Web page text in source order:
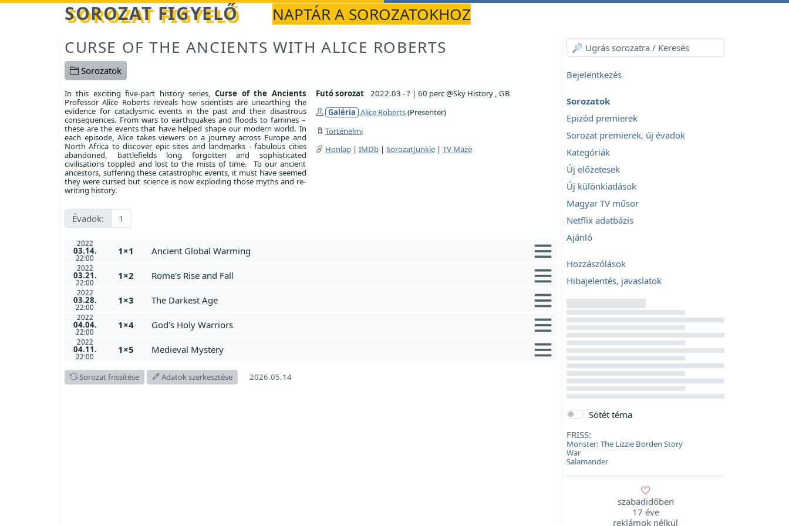
Betöltés... SOROZAT FIGYELŐ
NAPTÁR A SOROZATOKHOZ
CURSE OF THE ANCIENTS WITH ALICE ROBERTS
Sorozatok
In this exciting five-part history series,Curse of the Ancients
Professor Alice Roberts reveals how scientists are unearthing the
evidence for cataclysmic events in the past and their disastrous
consequences. From wars to earthquakes and floods to famines –
these are the events that have helped shape our modern world. In
each episode, Alice takes viewers on a journey across Europe and
North Africa to discover epic sites and landmarks - fabulous cities
abandoned, battlefields long forgotten and sophisticated
civilisations toppled and lost to the mists of time. To our ancient
ancestors, suffering these catastrophic events, it must have seemed
they were cursed but science is now exploding those myths and re-
writing history.
Futó sorozat 2022.03 - ? | 60 perc @Sky History , GB
Galéria Alice Roberts(Presenter)
Történelmi
Honlap| IMDb| SorozatJunkie| TV Maze
Évadok: 1
2022
03.14.
22:00
1×1 Ancient Global Warming
2022
03.21.
22:00
1×2 Rome's Rise and Fall
2022
03.28.
22:00
1×3 The Darkest Age
2022
04.04.
22:00
1×4 God's Holy Warriors
2022
04.11.
22:00
1×5 Medieval Mystery
Sorozat frissítése Adatok szerkesztése 2026.05.14
Bejelentkezés
Sorozatok
Epizód premierek
Sorozat premierek, új évadok
Kategóriák
Új előzetesek
Új különkiadások
Magyar TV műsor
Netflix adatbázis
Ajánló
Hozzászólások
Hibajelentés, javaslatok
Sötét téma
FRISS:
Monster: The Lizzie Borden Story
War
Salamander
szabadidőben
17 éve
reklámok nélkül